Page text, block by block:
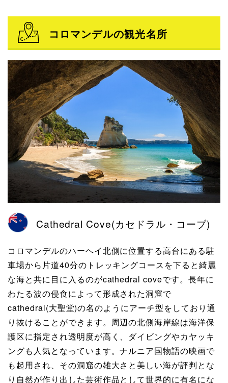
コロマンデルの観光名所
Cathedral Cove(カセドラル・コーブ)
コロマンデルのハーヘイ北側に位置する高台にある駐
車場から片道40分のトレッキングコースを下ると綺麗
な海と共に目に入るのがcathedral coveです。長年に
わたる波の侵食によって形成された洞窟で
cathedral(大聖堂)の名のようにアーチ型をしており通
り抜けることができます。周辺の北側海岸線は海洋保
護区に指定され透明度が高く、ダイビングやカヤッキ
ングも人気となっています。ナルニア国物語の映画で
も起用され、その洞窟の雄大さと美しい海が評判とな
り自然が作り出した芸術作品として世界的に有名にな